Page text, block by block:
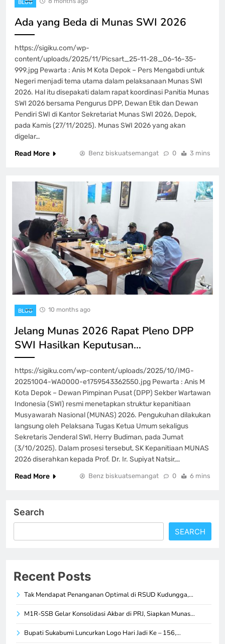
BLOG
Ada yang Beda di Munas SWI 2026
https://sigiku.com/wp-
content/uploads/2025/11/Picsart_25-11-28_06-16-35-
999.jpg Pewarta : Anis M Kota Depok – Pers Mengabdi untuk
Negeri menjadi tema utama dalam pelaksanaan Munas SWI
2026. Hal itu disepakati dalam rapat koordinasi Panitia Munas
SWI 2026 bersama Pengurus DPP, Dewan Etik dan Dewan
Pendiri SWI di Kantor Sekretariat Munas SWI 2026, Depok,
pada Kamis (27/11/2025). Munas SWI 2026 yang akan
digelar…
Read More
Benz biskuatsemangat 0 3 mins
BLOG 10 months ago
Jelang Munas 2026 Rapat Pleno DPP
SWI Hasilkan Keputusan…
https://sigiku.com/wp-content/uploads/2025/10/IMG-
20251004-WA0000-e1759543362550.jpg Pewarta : Anis M
Kota Depok – Dewan Pimpinan Pusat (DPP) Sekber Wartawan
Indonesia (SWI) resmi menetapkan struktur kepanitiaan
Musyawarah Nasional (MUNAS) 2026. Pengukuhan dilakukan
langsung oleh Pelaksana Tugas Ketua Umum sekaligus
Sekretaris Jenderal SWI, Herry Budiman, pada Jumat
(3/10/2025). Dalam prosesi tersebut, SK Kepanitiaan MUNAS
2026 diserahkan kepada Prof. Dr. Ir. Supiyat Natsir,…
Read More
Benz biskuatsemangat 0 6 mins
Search
SEARCH
Recent Posts
Tak Mendapat Penanganan Optimal di RSUD Kudungga,…
M1R-SSB Gelar Konsolidasi Akbar di PRJ, Siapkan Munas…
Bupati Sukabumi Luncurkan Logo Hari Jadi Ke – 156,…